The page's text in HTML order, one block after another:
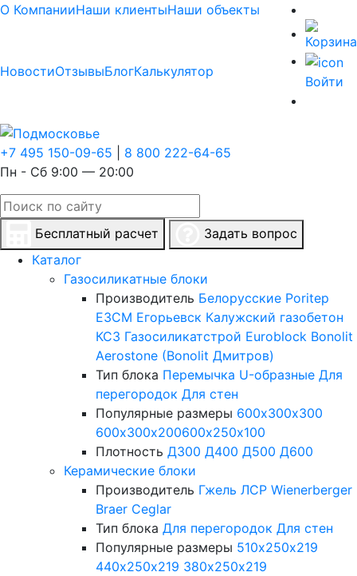
О КомпанииНаши клиентыНаши объекты
НовостиОтзывыБлогКалькулятор
Войти
+7 495 150-09-65
8 800 222-64-65
Пн - Сб 9:00 — 20:00
Бесплатный расчет
Задать вопрос
Каталог
Газосиликатные блоки
Производитель Белорусские Poritep
ЕЗСМ Егорьевск Калужский газобетон
КСЗ Газосиликатстрой Euroblock Bonolit
Aerostone (Bonolit Дмитров)
Тип блока Перемычка U-образные Для
перегородок Для стен
Популярные размеры 600х300х300
600х300х200600х250х100
Плотность Д300 Д400 Д500 Д600
Керамические блоки
Производитель Гжель ЛСР Wienerberger
Braer Ceglar
Тип блока Для перегородок Для стен
Популярные размеры 510х250х219
440х250х219 380х250х219